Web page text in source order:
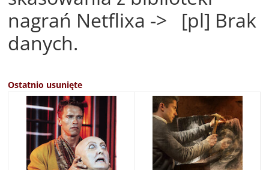
nagrań Netflixa -> [pl] Brak
danych.
Ostatnio usunięte